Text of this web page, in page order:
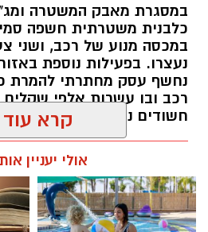
במסגרת מאבק המשטרה
כלבנית משטרתית חשפה
במכסה מנוע של רכב, ושני
נעצרו. בפעילות נוספת
נחשף עסק מחתרתי להמרת
רכב ובו עשרות אלפי
חשודים נעצרו בסך הכל.
קרא עוד
אולי יעניין